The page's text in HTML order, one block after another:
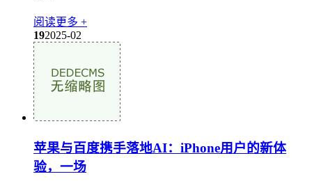
阅读更多 +
192025-02
苹果与百度携手落地AI：iPhone用户的新体
验，一场